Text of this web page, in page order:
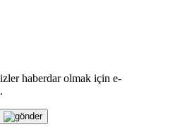
haberdar olmak için e-